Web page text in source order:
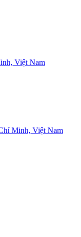
Việt Nam
Minh, Việt Nam